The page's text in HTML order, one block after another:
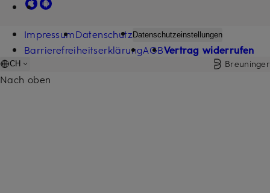
ImpressumDatenschutz Datenschutzeinstellungen
BarrierefreiheitserklärungAGBVertrag widerrufen
CH Breuninger
Nach oben